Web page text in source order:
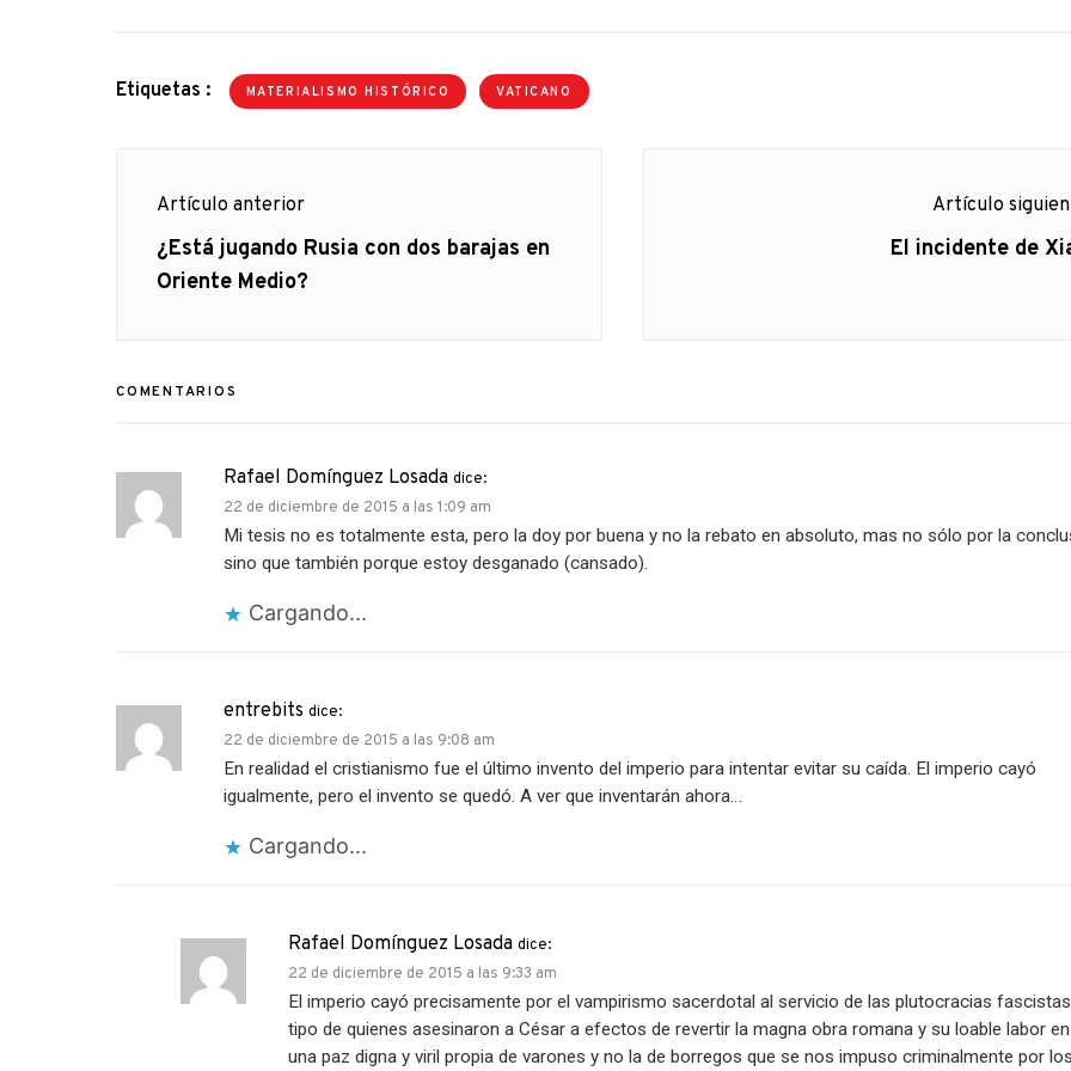
Etiquetas : MATERIALISMO HISTÓRICO VATICANO
Navegación
de
Artículo anterior
Artículo
anterior
¿Está jugando Rusia con dos barajas en
Oriente Medio?
Artículo
Artículo
El incidente de
COMENTARIOS
Rafael Domínguez Losada dice:
22 de diciembre de 2015 a las 1:09 am
Mi tesis no es totalmente esta, pero la doy por buena y no la rebato en absoluto, mas no sólo por la
sino que también porque estoy desganado (cansado).
Cargando...
entrebits dice:
22 de diciembre de 2015 a las 9:08 am
En realidad el cristianismo fue el último invento del imperio para intentar evitar su caída. El imperio cayó
igualmente, pero el invento se quedó. A ver que inventarán ahora…
Cargando...
Rafael Domínguez Losada dice:
22 de diciembre de 2015 a las 9:33 am
El imperio cayó precisamente por el vampirismo sacerdotal al servicio de las plutocracias
tipo de quienes asesinaron a César a efectos de revertir la magna obra romana y su loable labor
una paz digna y viril propia de varones y no la de borregos que se nos impuso criminalmente por los